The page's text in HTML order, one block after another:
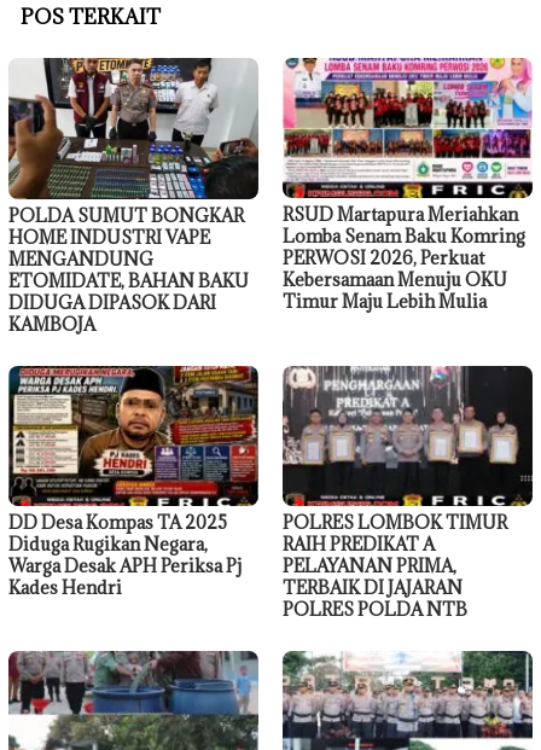
POS TERKAIT
POLDA SUMUT BONGKAR
HOME INDUSTRI VAPE
MENGANDUNG
ETOMIDATE, BAHAN BAKU
DIDUGA DIPASOK DARI
KAMBOJA
RSUD Martapura Meriahkan
Lomba Senam Baku Komring
PERWOSI 2026, Perkuat
Kebersamaan Menuju OKU
Timur Maju Lebih Mulia
DD Desa Kompas TA 2025
Diduga Rugikan Negara,
Warga Desak APH Periksa Pj
Kades Hendri
POLRES LOMBOK TIMUR
RAIH PREDIKAT A
PELAYANAN PRIMA,
TERBAIK DI JAJARAN
POLRES POLDA NTB